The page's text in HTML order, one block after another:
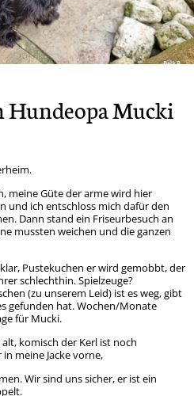
Orso
Oscar
Mia
Tipsy
Brandy
Whisky
Hera
Bailey
Snoopy
Mara
Lady
Karo
Odin
Gizmo und Schröder
Smiley
Mucki
Milo
Goji und Cherry
Winja
Aufsteller
Hundeopa Mucki
meine Güte der arme wird hier
und ich entschloss mich dafür den
Dann stand ein Friseurbesuch an
mussten weichen und die ganzen
Pustekuchen er wird gemobbt, der
schlechthin. Spielzeuge?
(zu unserem Leid) ist es weg, gibt
gefunden hat. Wochen/Monate
für Mucki.
komisch der Kerl ist noch
meine Jacke vorne,
Wir sind uns sicher, er ist ein